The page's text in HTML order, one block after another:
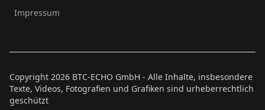
Impressum
Copyright 2026 BTC-ECHO GmbH - Alle Inhalte, insbesondere
Texte, Videos, Fotografien und Grafiken sind urheberrechtlich
geschützt